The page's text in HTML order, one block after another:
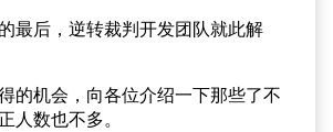
后，逆转裁判开发团队就此解
的机会，向各位介绍一下那些了不
人数也不多。